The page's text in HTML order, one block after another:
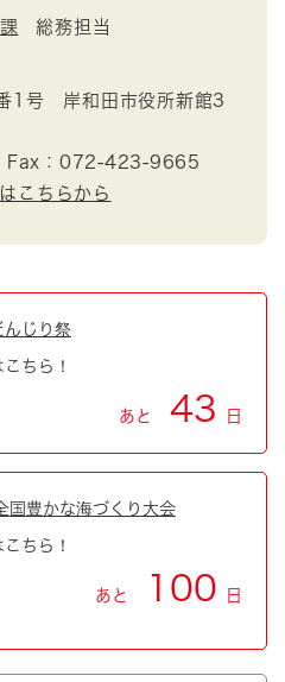
総務担当
1号 岸和田市役所新館3
Fax：072-423-9665
こちらから
んじり祭
ちら！
あと 43 日
国豊かな海づくり大会
ちら！
あと 100 日